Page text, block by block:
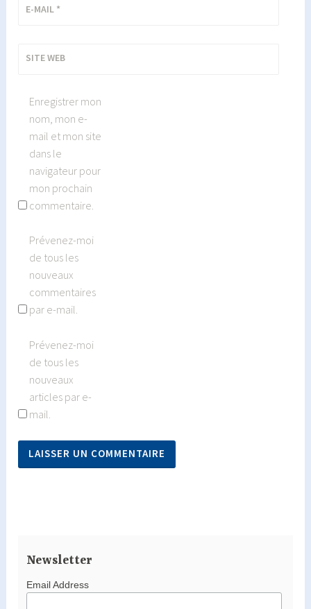
E-MAIL *
SITE WEB
Enregistrer mon
nom, mon e-
mail et mon site
dans le
navigateur pour
mon prochain
commentaire.
Prévenez-moi
de tous les
nouveaux
commentaires
par e-mail.
Prévenez-moi
de tous les
nouveaux
articles par e-
mail.
Newsletter
Email Address